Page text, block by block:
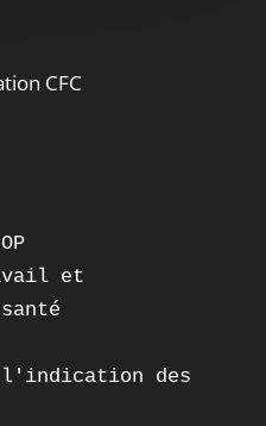
CFC
et
l'indication des